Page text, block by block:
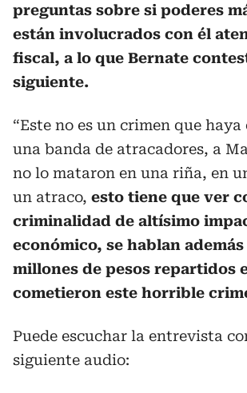
preguntas sobre si poderes
están involucrados con él
fiscal, a lo que Bernate
siguiente.
“Este no es un crimen que
una banda de atracadores, a
no lo mataron en una riña, en
un atraco, esto tiene que ver
criminalidad de altísimo
económico, se hablan además
millones de pesos repartidos
cometieron este horrible
Puede escuchar la entrevista
siguiente audio: